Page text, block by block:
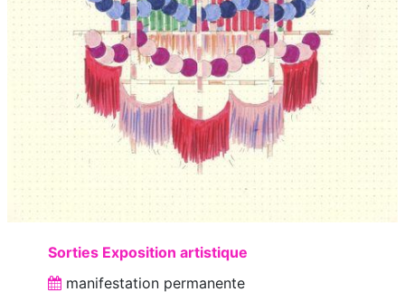
Sorties Exposition artistique
manifestation permanente